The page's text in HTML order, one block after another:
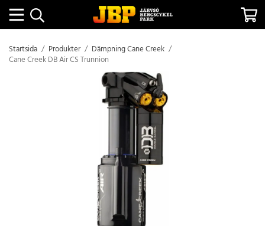
Startsida / Produkter / Dämpning Cane Creek /
Cane Creek DB Air CS Trunnion